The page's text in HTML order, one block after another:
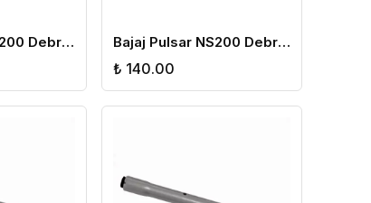
Bajaj Pulsar RS200 Debriyaj Teli Bajaj Pulsar NS200 Debriyaj Teli
₺ 140.00